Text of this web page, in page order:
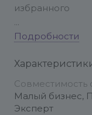
избранного
Кнопку
"add.favourites"
передать в неё
Важно! Для
Подробности
Совместимость
Малый бизнес,
Эксперт